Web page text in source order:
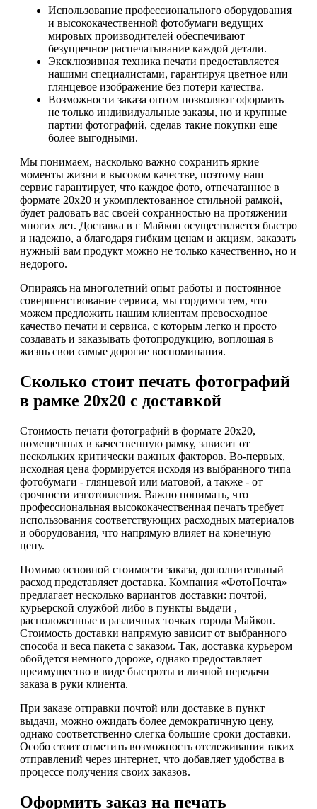
Использование профессионального оборудования
и высококачественной фотобумаги ведущих
мировых производителей обеспечивают
безупречное распечатывание каждой детали.
Эксклюзивная техника печати предоставляется
нашими специалистами, гарантируя цветное или
глянцевое изображение без потери качества.
Возможности заказа оптом позволяют оформить
не только индивидуальные заказы, но и крупные
партии фотографий, сделав такие покупки еще
более выгодными.
Мы понимаем, насколько важно сохранить яркие
моменты жизни в высоком качестве, поэтому наш
сервис гарантирует, что каждое фото, отпечатанное в
формате 20х20 и укомплектованное стильной рамкой,
будет радовать вас своей сохранностью на протяжении
многих лет. Доставка в г Майкоп осуществляется быстро
и надежно, а благодаря гибким ценам и акциям, заказать
нужный вам продукт можно не только качественно, но и
недорого.
Опираясь на многолетний опыт работы и постоянное
совершенствование сервиса, мы гордимся тем, что
можем предложить нашим клиентам превосходное
качество печати и сервиса, с которым легко и просто
создавать и заказывать фотопродукцию, воплощая в
жизнь свои самые дорогие воспоминания.
Сколько стоит печать фотографий
в рамке 20х20 с доставкой
Стоимость печати фотографий в формате 20х20,
помещенных в качественную рамку, зависит от
нескольких критически важных факторов. Во-первых,
исходная цена формируется исходя из выбранного типа
фотобумаги - глянцевой или матовой, а также - от
срочности изготовления. Важно понимать, что
профессиональная высококачественная печать требует
использования соответствующих расходных материалов
и оборудования, что напрямую влияет на конечную
цену.
Помимо основной стоимости заказа, дополнительный
расход представляет доставка. Компания «ФотоПочта»
предлагает несколько вариантов доставки: почтой,
курьерской службой либо в пункты выдачи ,
расположенные в различных точках города Майкоп.
Стоимость доставки напрямую зависит от выбранного
способа и веса пакета с заказом. Так, доставка курьером
обойдется немного дороже, однако предоставляет
преимущество в виде быстроты и личной передачи
заказа в руки клиента.
При заказе отправки почтой или доставке в пункт
выдачи, можно ожидать более демократичную цену,
однако соответственно слегка большие сроки доставки.
Особо стоит отметить возможность отслеживания таких
отправлений через интернет, что добавляет удобства в
процессе получения своих заказов.
Оформить заказ на печать